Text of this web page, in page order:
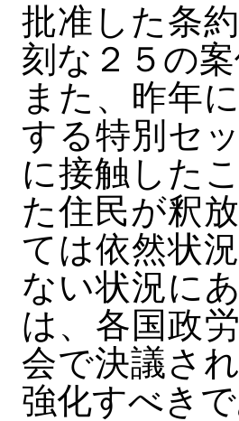
批准した条
刻な２５の
また、昨年
する特別セ
に接触した
た住民が釈
ては依然状
ない状況に
は、各国政
会で決議さ
強化すべき